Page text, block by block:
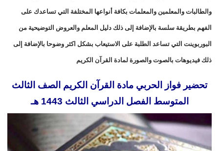
والطالبات والمعلمين والمعلمات بكافة أنواعها المختلفة التي تساعدك على
الفهم بطريقة سلسة بالإضافة إلى ذلك دليل المعلم والعروض التوضيحية من
البوربوينت التي تساعد الطلبة على الاستيعاب بشكل اكثر وضوحا بالإضافة إلى
ذلك فيديوهات بالصوت والصورة لمادة القرآن الكريم
تحضير فواز الحربي مادة القرآن الكريم الصف الثالث
المتوسط الفصل الدراسي الثالث 1443 هـ